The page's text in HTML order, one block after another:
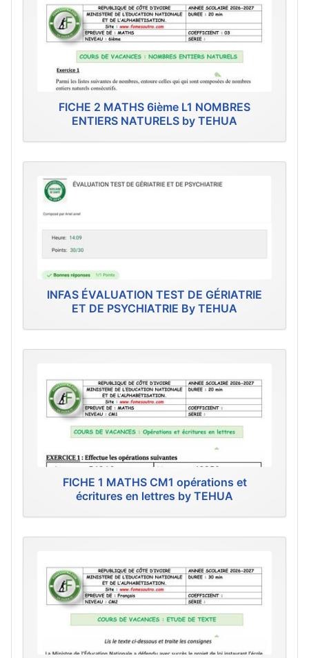
FICHE 2 MATHS 6ième L1 NOMBRES
ENTIERS NATURELS by TEHUA
INFAS ÉVALUATION TEST DE GÉRIATRIE
ET DE PSYCHIATRIE By TEHUA
FICHE 1 MATHS CM1 opérations et
écritures en lettres by TEHUA